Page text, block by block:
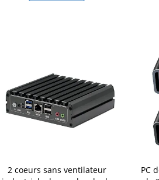
2 coeurs sans ventilateur
PC